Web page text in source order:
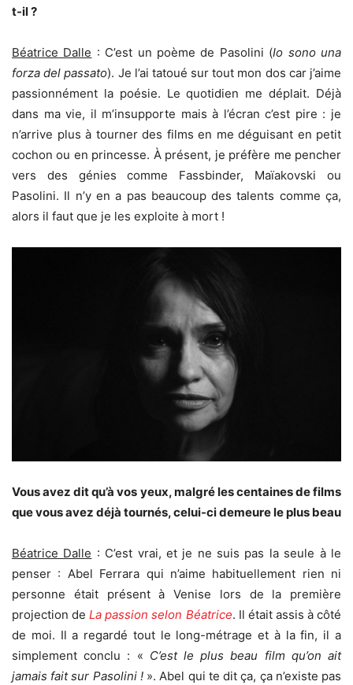
t-il ?
Béatrice Dalle : C’est un poème de Pasolini (Io sono una
forza del passato). Je l’ai tatoué sur tout mon dos car j’aime
passionnément la poésie. Le quotidien me déplait. Déjà
dans ma vie, il m’insupporte mais à l’écran c’est pire : je
n’arrive plus à tourner des films en me déguisant en petit
cochon ou en princesse. À présent, je préfère me pencher
vers des génies comme Fassbinder, Maïakovski ou
Pasolini. Il n’y en a pas beaucoup des talents comme ça,
alors il faut que je les exploite à mort !
Vous avez dit qu’à vos yeux, malgré les centaines de films
que vous avez déjà tournés, celui-ci demeure le plus beau
Béatrice Dalle : C’est vrai, et je ne suis pas la seule à le
penser : Abel Ferrara qui n’aime habituellement rien ni
personne était présent à Venise lors de la première
projection deLa passion selon Béatrice. Il était assis à côté
de moi. Il a regardé tout le long-métrage et à la fin, il a
simplement conclu : « C’est le plus beau film qu’on ait
jamais fait sur Pasolini !». Abel qui te dit ça, ça n’existe pas